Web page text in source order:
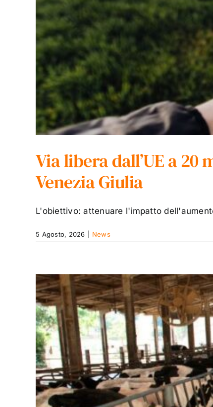
Via libera dall’UE a
Venezia Giulia
L'obiettivo: attenuare l'impatto
5 Agosto, 2026 News